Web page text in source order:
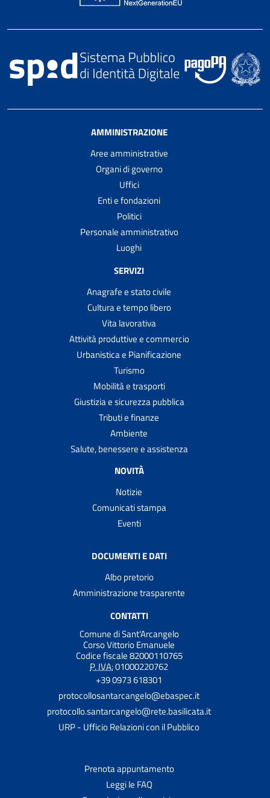
AMMINISTRAZIONE
Aree amministrative
Organi di governo
Uffici
Enti e fondazioni
Politici
Personale amministrativo
Luoghi
SERVIZI
Anagrafe e stato civile
Cultura e tempo libero
Vita lavorativa
Attività produttive e commercio
Urbanistica e Pianificazione
Turismo
Mobilità e trasporti
Giustizia e sicurezza pubblica
Tributi e finanze
Ambiente
Salute, benessere e assistenza
NOVITÀ
Notizie
Comunicati stampa
Eventi
DOCUMENTI E DATI
Albo pretorio
Amministrazione trasparente
CONTATTI
Comune di Sant'Arcangelo
Corso Vittorio Emanuele
Codice fiscale 82000110765
P. IVA:01000220762
+39 0973 618301
protocollosantarcangelo@ebaspec.it
protocollo.santarcangelo@rete.basilicata.it
URP - Ufficio Relazioni con il Pubblico
Prenota appuntamento
Leggi le FAQ